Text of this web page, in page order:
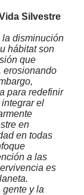
Silvestre
la disminución
hábitat son
que
erosionando
para redefinir
el
en
en todas
a las
es
y la